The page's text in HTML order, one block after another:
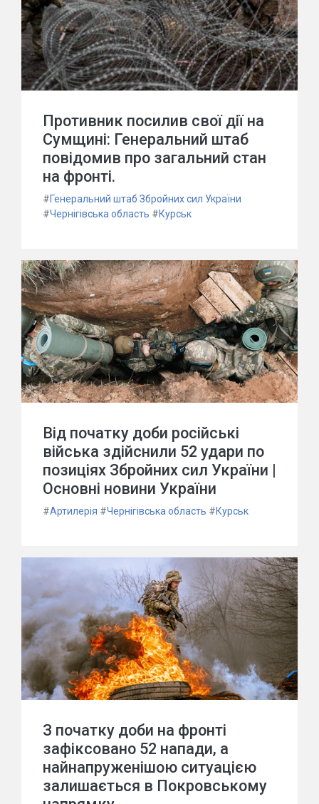
Противник посилив свої дії на
Сумщині: Генеральний штаб
повідомив про загальний стан
на фронті.
#Генеральний штаб Збройних сил України
#Чернігівська область #Курськ
Від початку доби російські
війська здійснили 52 удари по
позиціях Збройних сил України |
Основні новини України
#Артилерія #Чернігівська область #Курськ
З початку доби на фронті
зафіксовано 52 напади, а
найнапруженішою ситуацією
залишається в Покровському